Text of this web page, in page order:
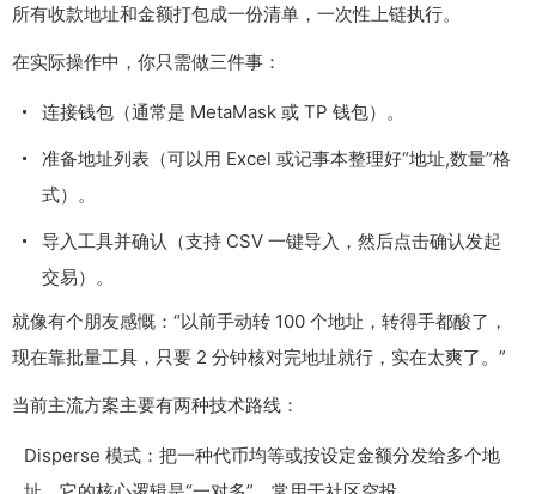
所有收款地址和金额打包成一份清单，一次性上链执行。
在实际操作中，你只需做三件事：
连接钱包（通常是 MetaMask 或 TP 钱包）。
准备地址列表（可以用 Excel 或记事本整理好“地址,数量”格
式）。
导入工具并确认（支持 CSV 一键导入，然后点击确认发起
交易）。
就像有个朋友感慨：“以前手动转 100 个地址，转得手都酸了，
现在靠批量工具，只要 2 分钟核对完地址就行，实在太爽了。”
当前主流方案主要有两种技术路线：
Disperse 模式：把一种代币均等或按设定金额分发给多个地